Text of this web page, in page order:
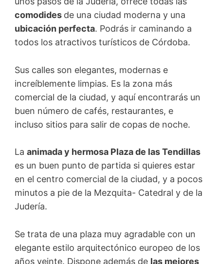
comodides de una ciudad moderna y una
ubicación perfecta. Podrás ir caminando a
todos los atractivos turísticos de Córdoba.
Sus calles son elegantes, modernas e
increíblemente limpias. Es la zona más
comercial de la ciudad, y aquí encontrarás un
buen número de cafés, restaurantes, e
incluso sitios para salir de copas de noche.
La animada y hermosa Plaza de las Tendillas
es un buen punto de partida si quieres estar
en el centro comercial de la ciudad, y a pocos
minutos a pie de la Mezquita- Catedral y de la
Judería.
Se trata de una plaza muy agradable con un
elegante estilo arquitectónico europeo de los
años veinte. Dispone además de las mejores